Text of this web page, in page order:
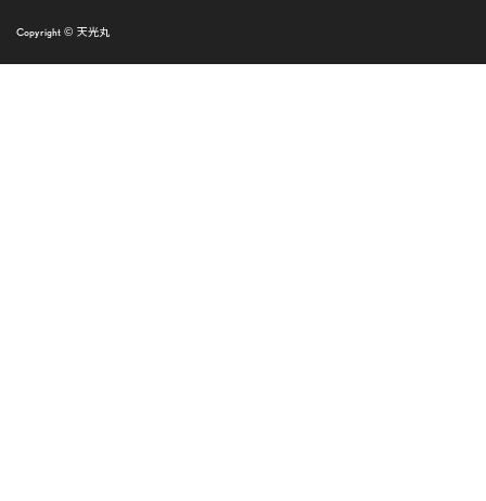
Copyright ©天光丸